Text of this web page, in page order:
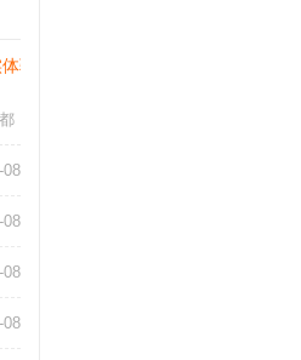
验告诉你答案_
_
08
08
08
08